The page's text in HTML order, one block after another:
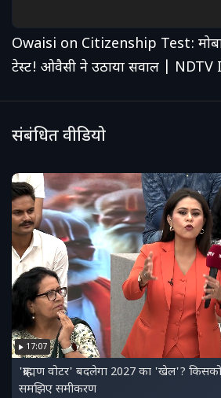
Owaisi on Citizenship Test:
टेस्ट! ओवैसी ने उठाया सवाल | NDTV
संबंधित वीडियो
17:07
'ब्राह्मण वोटर' बदलेगा 2027 का 'खेल'? किसको
समझिए समीकरण